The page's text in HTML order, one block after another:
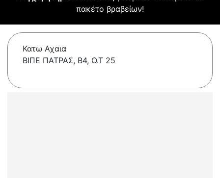
πακέτο βραβείων!
Κατω Αχαια
ΒΙΠΕ ΠΑΤΡΑΣ, Β4, Ο.Τ 25